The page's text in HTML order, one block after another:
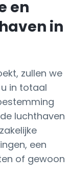
en
in
zullen we
in totaal
luchthaven
een
of gewoon